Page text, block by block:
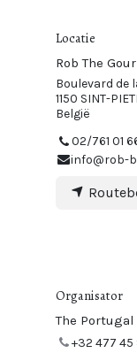
Locatie
Rob The
Boulevard de
1150 SINT-
België
02/761 01
info@rob-
Organisator
The
+32 477 45